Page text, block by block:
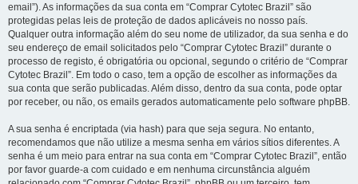
email”). As informações da sua conta em “Comprar Cytotec Brazil” são
protegidas pelas leis de proteção de dados aplicáveis no nosso país.
Qualquer outra informação além do seu nome de utilizador, da sua senha e do
seu endereço de email solicitados pelo “Comprar Cytotec Brazil” durante o
processo de registo, é obrigatória ou opcional, segundo o critério de “Comprar
Cytotec Brazil”. Em todo o caso, tem a opção de escolher as informações da
sua conta que serão publicadas. Além disso, dentro da sua conta, pode optar
por receber, ou não, os emails gerados automaticamente pelo software phpBB.
A sua senha é encriptada (via hash) para que seja segura. No entanto,
recomendamos que não utilize a mesma senha em vários sítios diferentes. A
senha é um meio para entrar na sua conta em “Comprar Cytotec Brazil”, então
por favor guarde-a com cuidado e em nenhuma circunstância alguém